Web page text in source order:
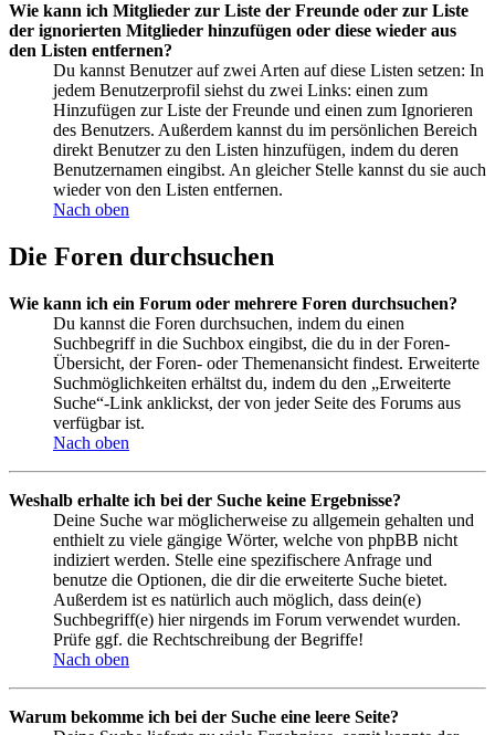
Wie kann ich Mitglieder zur Liste der Freunde oder zur Liste
der ignorierten Mitglieder hinzufügen oder diese wieder aus
den Listen entfernen?
Du kannst Benutzer auf zwei Arten auf diese Listen setzen: In
jedem Benutzerprofil siehst du zwei Links: einen zum
Hinzufügen zur Liste der Freunde und einen zum Ignorieren
des Benutzers. Außerdem kannst du im persönlichen Bereich
direkt Benutzer zu den Listen hinzufügen, indem du deren
Benutzernamen eingibst. An gleicher Stelle kannst du sie auch
wieder von den Listen entfernen.
Nach oben
Die Foren durchsuchen
Wie kann ich ein Forum oder mehrere Foren durchsuchen?
Du kannst die Foren durchsuchen, indem du einen
Suchbegriff in die Suchbox eingibst, die du in der Foren-
Übersicht, der Foren- oder Themenansicht findest. Erweiterte
Suchmöglichkeiten erhältst du, indem du den „Erweiterte
Suche“-Link anklickst, der von jeder Seite des Forums aus
verfügbar ist.
Nach oben
Weshalb erhalte ich bei der Suche keine Ergebnisse?
Deine Suche war möglicherweise zu allgemein gehalten und
enthielt zu viele gängige Wörter, welche von phpBB nicht
indiziert werden. Stelle eine spezifischere Anfrage und
benutze die Optionen, die dir die erweiterte Suche bietet.
Außerdem ist es natürlich auch möglich, dass dein(e)
Suchbegriff(e) hier nirgends im Forum verwendet wurden.
Prüfe ggf. die Rechtschreibung der Begriffe!
Nach oben
Warum bekomme ich bei der Suche eine leere Seite?